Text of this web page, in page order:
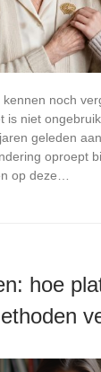
noch
is niet
geleden
oproept
op deze…
hoe